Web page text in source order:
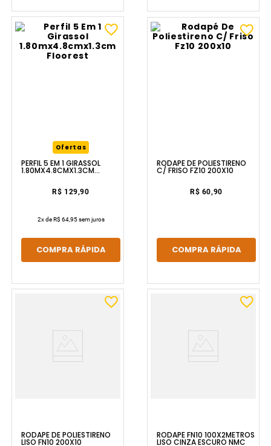
Ofertas
PERFIL 5 EM 1 GIRASSOL
1.80MX4.8CMX1.3CM
R$ 129,90
2x deR$ 64,95sem juros
COMPRA RÁPIDA
RODAPÉ DE POLIESTIRENO
C/ FRISO FZ10 200X10
R$ 60,90
COMPRA RÁPIDA
RODAPÉ DE POLIESTIRENO
LISO FN10 200X10
RODAPÉ FN10 100X2METROS
LISO CINZA ESCURO NMC